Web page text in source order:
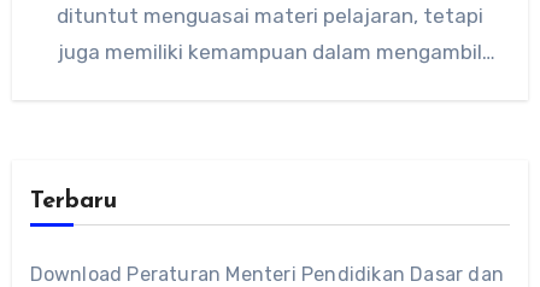
dituntut menguasai materi pelajaran, tetapi
juga memiliki kemampuan dalam mengambil
Terbaru
Download Peraturan Menteri Pendidikan Dasar dan